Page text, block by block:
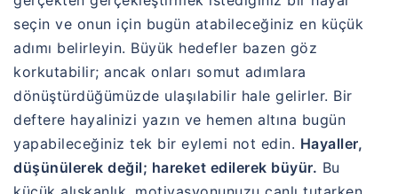
seçin ve onun için bugün atabileceğiniz en küçük
adımı belirleyin. Büyük hedefler bazen göz
korkutabilir; ancak onları somut adımlara
dönüştürdüğümüzde ulaşılabilir hale gelirler. Bir
deftere hayalinizi yazın ve hemen altına bugün
yapabileceğiniz tek bir eylemi not edin. Hayaller,
düşünülerek değil; hareket edilerek büyür. Bu